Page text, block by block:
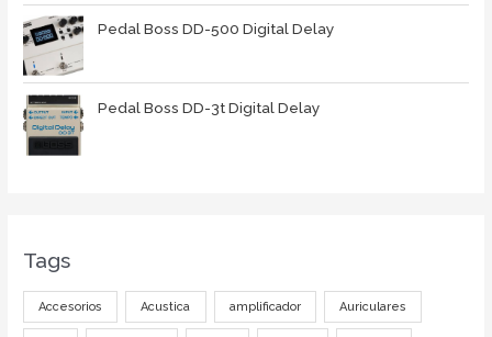
Pedal Boss DD-500 Digital Delay
Pedal Boss DD-3t Digital Delay
Tags
Accesorios Acustica amplificador Auriculares